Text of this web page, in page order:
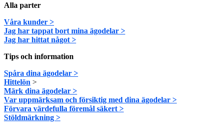
Alla parter
Våra kunder >
Jag har tappat bort mina ägodelar >
Jag har hittat något >
Tips och information
Spåra dina ägodelar >
Hittelön >
Märk dina ägodelar >
Var uppmärksam och försiktig med dina ägodelar >
Förvara värdefulla föremål säkert >
Stöldmärkning >